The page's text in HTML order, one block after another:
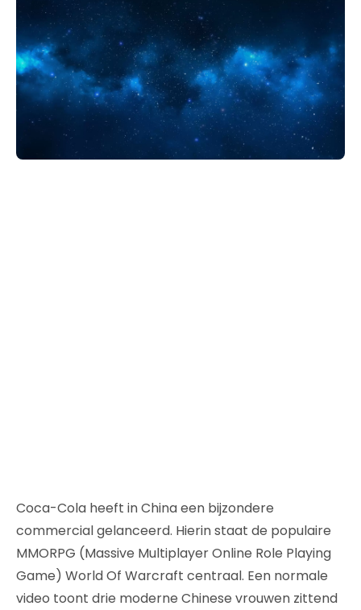
Coca-Cola heeft in China een bijzondere
commercial gelanceerd. Hierin staat de populaire
MMORPG (Massive Multiplayer Online Role Playing
Game) World Of Warcraft centraal. Een normale
video toont drie moderne Chinese vrouwen zittend